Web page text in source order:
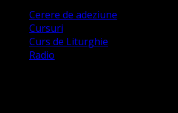
Cerere de adeziune
Cursuri
Curs de Liturghie
Radio